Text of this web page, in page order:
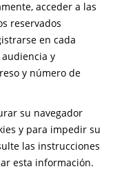
acceder a las
reservados
en cada
y
y número de
su navegador
y para impedir su
las instrucciones
esta información.